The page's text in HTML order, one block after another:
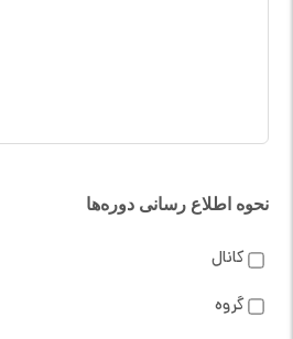
نحوه اطلاع رسانی دوره‌ها
کانال
گروه